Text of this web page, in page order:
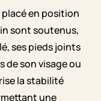
en position
sont soutenus,
ses pieds joints
de son visage ou
la stabilité
une